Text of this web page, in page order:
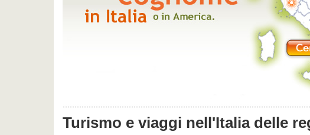
Turismo e viaggi nell'Italia delle